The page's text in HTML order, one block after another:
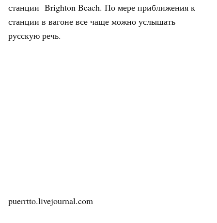
станции Brighton Beach. По мере приближения к
станции в вагоне все чаще можно услышать
русскую речь.
puerrtto.livejournal.com